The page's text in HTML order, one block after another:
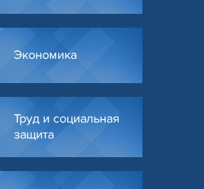
Экономика
Труд и социальная
защита